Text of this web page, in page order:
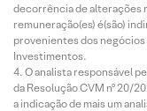
decorrência de alterações
remuneração(es) é(são)
provenientes dos negócios
Investimentos.
O analista responsável
da Resolução CVM nº 20/
a indicação de mais um